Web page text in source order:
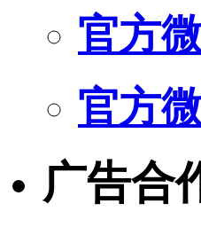
官方
官方
广告合